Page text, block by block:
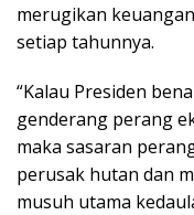
merugikan
setiap tahunnya.
“Kalau Presiden
genderang perang
maka sasaran
perusak hutan dan
musuh utama